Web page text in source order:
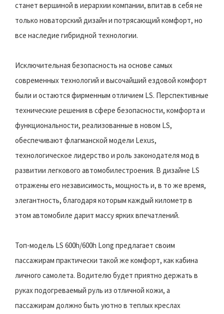
станет вершиной в иерархии компании, впитав в себя не
только новаторский дизайн и потрясающий комфорт, но
все наследие гибридной технологии.
Исключительная безопасность на основе самых
современных технологий и высочайший ездовой комфорт
были и остаются фирменным отличием LS. Перспективные
технические решения в сфере безопасности, комфорта и
функциональности, реализованные в новом LS,
обеспечивают флагманской модели Lexus,
технологическое лидерство и роль законодателя мод в
развитии легкового автомобилестроения. В дизайне LS
отражены его независимость, мощность и, в то же время,
элегантность, благодаря которым каждый километр в
этом автомобиле дарит массу ярких впечатлений.
Топ-модель LS 600h/600h Long предлагает своим
пассажирам практически такой же комфорт, как кабина
личного самолета. Водителю будет приятно держать в
руках подогреваемый руль из отличной кожи, а
пассажирам должно быть уютно в теплых креслах